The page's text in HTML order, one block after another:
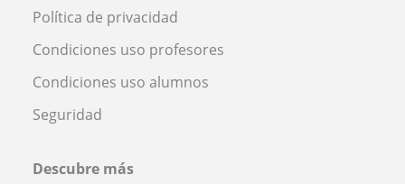
Política de privacidad
Condiciones uso profesores
Condiciones uso alumnos
Seguridad
Descubre más